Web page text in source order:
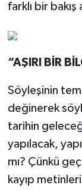
farklı bir bakış
“AŞIRI BİR
Söyleşinin
değinerek
tarihin
yapılacak,
mı? Çünkü
kayıp